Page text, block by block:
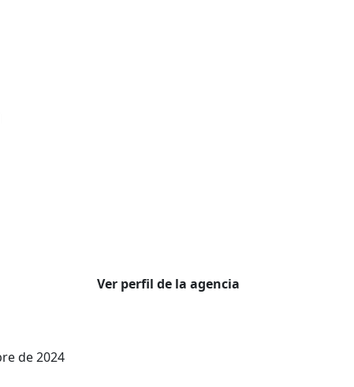
Ver perfil de la agencia
de 2024